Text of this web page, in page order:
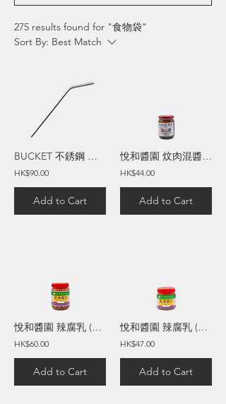
275 results found for "食物袋"
Sort By: Best Match
BUCKET 不銹鋼 幼彎 飲管
HK$90.00
Add to Cart
悅和醬園 炆肉混醬 (210毫升)
HK$44.00
Add to Cart
悅和醬園 辣腐乳 (12安士)
HK$60.00
Add to Cart
悅和醬園 辣腐乳 (8安士)
HK$47.00
Add to Cart